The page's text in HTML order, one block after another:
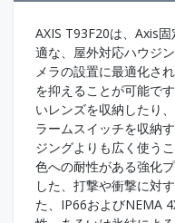
AXIS T93F20は、Axis
適な、屋外対応ハウジ
メラの設置に最適化さ
を抑えることが可能で
いレンズを収納したり
ラームスイッチを収納
ジングよりも広く使う
色への耐性がある強化
した、打撃や衝撃に対
た、IP66およびNEMA